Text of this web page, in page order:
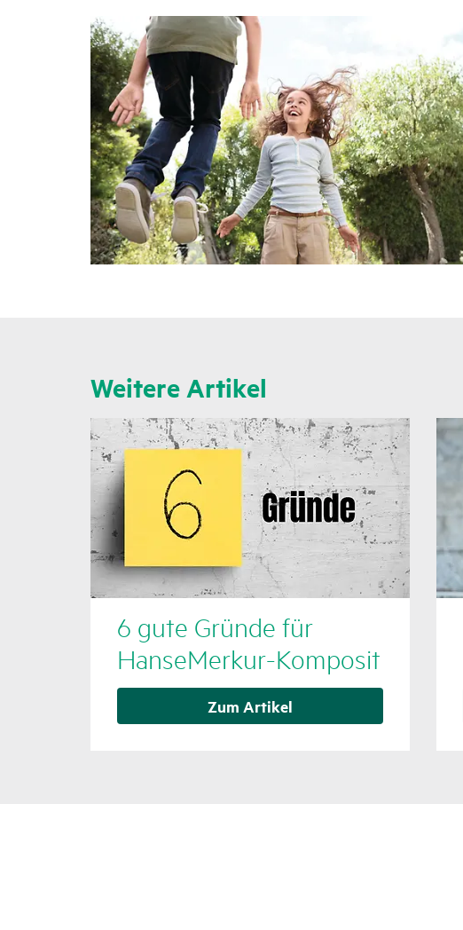
Weitere Artikel
6 gute Gründe für
HanseMerkur-Komposit
Zum Artikel